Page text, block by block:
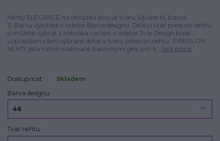
Nehty ELEGANCE na obrázku jsou ve tvaru Square M, barva
11. Barvu vybíráte v roletce Barva designu. Délku i tvar press on nehtu
si můžete vybrat z několika variant v roletce Tvar.Design bude
uzpůsoben vámi vybrané délce a tvaru press on nehtu. PRESS ON
NEHTY jsou ručně malované barevnými gely pro k... celý popis
Dostupnost
Skladem
Barva designu
Tvar nehtu